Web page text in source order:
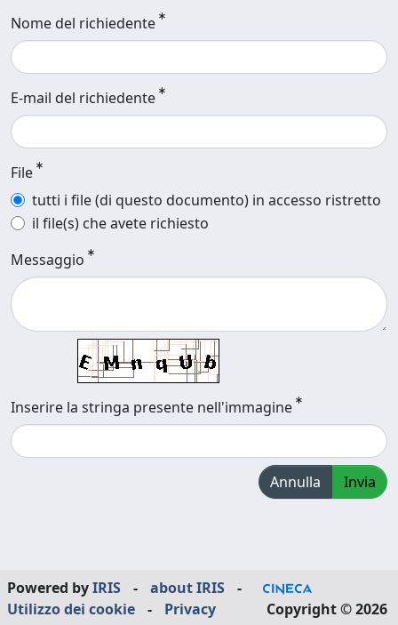
Nome del richiedente
E-mail del richiedente
File
tutti i file (di questo documento) in accesso ristretto
il file(s) che avete richiesto
Messaggio
Inserire la stringa presente nell'immagine
Annulla Invia
Powered byIRIS - about IRIS
-
Utilizzo dei cookie
- Privacy Copyright © 2026